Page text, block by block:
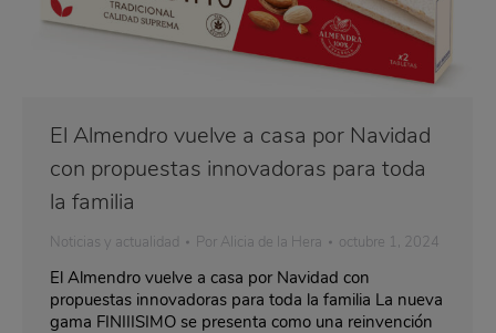
El Almendro vuelve a casa por Navidad
con propuestas innovadoras para toda
la familia
Noticias y actualidad Por Alicia de la Hera octubre 1, 2024
El Almendro vuelve a casa por Navidad con
propuestas innovadoras para toda la familia La nueva
gama FINIIISIMO se presenta como una reinvención